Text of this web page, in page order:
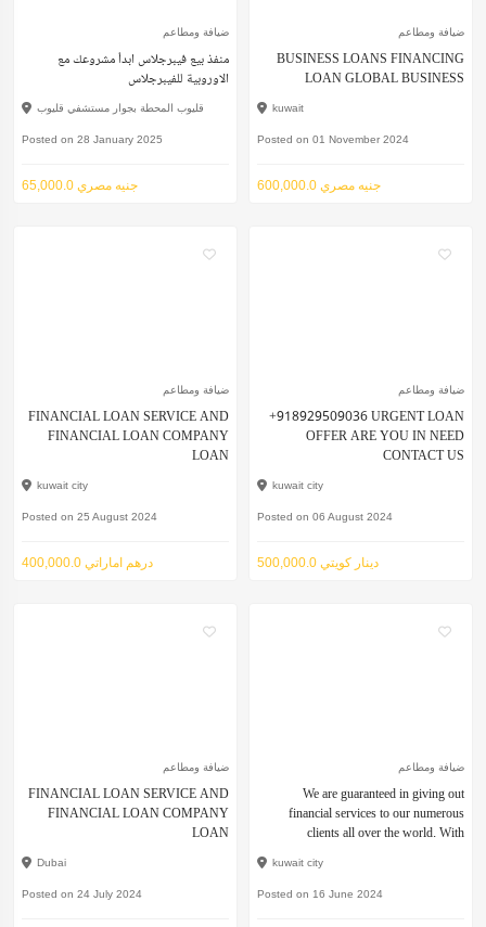
ضيافة ومطاعم
منفذ بيع فيبرجلاس ابدأ مشروعك مع
الاوروبية للفيبرجلاس
قليوب المحطة بجوار مستشفي قليوب
Posted on 28 January 2025
65,000.0 جنيه مصري
ضيافة ومطاعم
BUSINESS LOANS FINANCING
LOAN GLOBAL BUSINESS
kuwait
Posted on 01 November 2024
600,000.0 جنيه مصري
ضيافة ومطاعم
FINANCIAL LOAN SERVICE AND
FINANCIAL LOAN COMPANY
LOAN
kuwait city
Posted on 25 August 2024
400,000.0 درهم اماراتي
ضيافة ومطاعم
+918929509036 URGENT LOAN
OFFER ARE YOU IN NEED
CONTACT US
kuwait city
Posted on 06 August 2024
500,000.0 دينار كويتي
ضيافة ومطاعم
FINANCIAL LOAN SERVICE AND
FINANCIAL LOAN COMPANY
LOAN
Dubai
Posted on 24 July 2024
ضيافة ومطاعم
We are guaranteed in giving out
financial services to our numerous
clients all over the world. With
kuwait city
Posted on 16 June 2024